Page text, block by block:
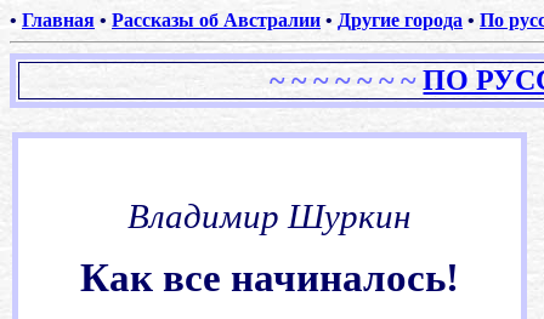
• Главная • Рассказы об Австралии • Другие города • По
~ ~ ~ ~ ~ ~ ~ПО
Владимир Шуркин
Как все начиналось!